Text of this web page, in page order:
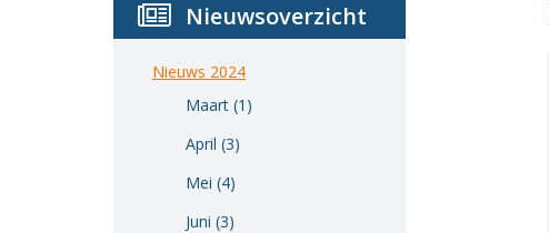
Nieuwsoverzicht
Nieuws 2024
Maart (1)
April (3)
Mei (4)
Juni (3)